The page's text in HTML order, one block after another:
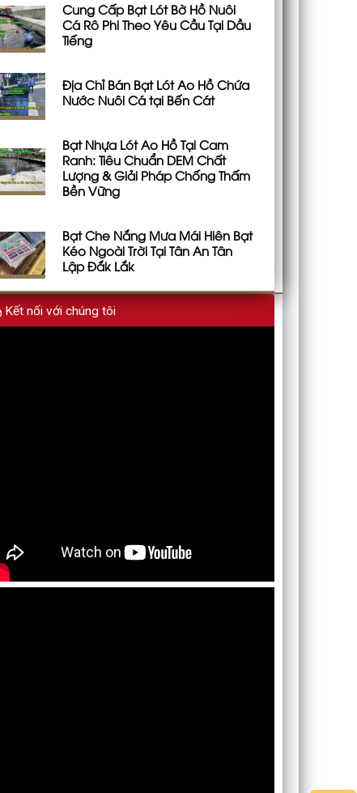
Cung Cấp Bạt Lót Bờ Hồ Nuôi
Cá Rô Phi Theo Yêu Cầu Tại Dầu
Tiếng
Địa Chỉ Bán Bạt Lót Ao Hồ Chứa
Nước Nuôi Cá tại Bến Cát
Bạt Nhựa Lót Ao Hồ Tại Cam
Ranh: Tiêu Chuẩn DEM Chất
Lượng & Giải Pháp Chống Thấm
Bền Vững
Bạt Che Nắng Mưa Mái Hiên Bạt
Kéo Ngoài Trời Tại Tân An Tân
Lập Đắk Lắk
Kết nối với chúng tôi